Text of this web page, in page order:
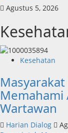
Agustus 5, 2026
Kesehatan
Memahami
Wartawan
Harian Dialog